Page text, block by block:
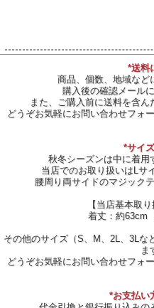
*送料
商品、個数、地域など
購入後の確認メール
また、ご購入前に送料を含ん
どうぞお気軽にお問い合わせフォ
*サイ
秋冬シーズンは中に着用
当店でのお取り扱いはLサ
腰周り両サイドのマジック
【当店基本取
着丈：約63cm
その他のサイズ（S、M、2L、3Lな
ま
どうぞお気軽にお問い合わせフォ
*お支払い